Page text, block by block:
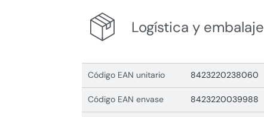
Logística y embalaje
Código EAN unitario 8423220238060
Código EAN envase 8423220039988